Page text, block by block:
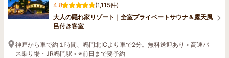
4.8
(1,115件)
大人の隠れ家リゾート｜全室プライベートサウナ＆露天風
呂付き客室
神戸から車で約１時間、鳴門北ICより車で2分。無料送迎あり＜高速バ
ス乗り場・JR鳴門駅＞※前日まで要予約